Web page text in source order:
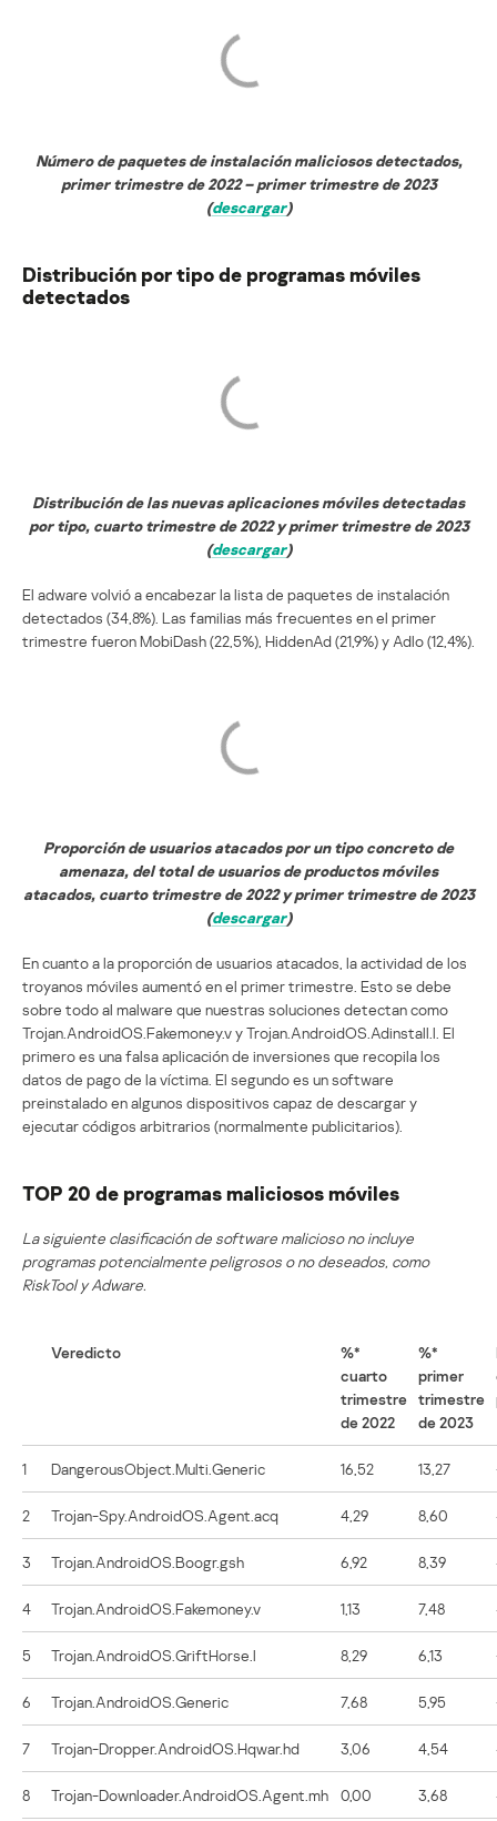
Número de paquetes de instalación maliciosos detectados,
primer trimestre de 2022 – primer trimestre de 2023
(descargar)
Distribución por tipo de programas móviles
detectados
Distribución de las nuevas aplicaciones móviles detectadas
por tipo, cuarto trimestre de 2022 y primer trimestre de 2023
(descargar)
El adware volvió a encabezar la lista de paquetes de instalación
detectados (34,8%). Las familias más frecuentes en el primer
trimestre fueron MobiDash (22,5%), HiddenAd (21,9%) y Adlo (12,4%).
Proporción de usuarios atacados por un tipo concreto de
amenaza, del total de usuarios de productos móviles
atacados, cuarto trimestre de 2022 y primer trimestre de 2023
(descargar)
En cuanto a la proporción de usuarios atacados, la actividad de los
troyanos móviles aumentó en el primer trimestre. Esto se debe
sobre todo al malware que nuestras soluciones detectan como
Trojan.AndroidOS.Fakemoney.v y Trojan.AndroidOS.Adinstall.l. El
primero es una falsa aplicación de inversiones que recopila los
datos de pago de la víctima. El segundo es un software
preinstalado en algunos dispositivos capaz de descargar y
ejecutar códigos arbitrarios (normalmente publicitarios).
TOP 20 de programas maliciosos móviles
La siguiente clasificación de software malicioso no incluye
programas potencialmente peligrosos o no deseados, como
RiskTool y Adware.
Veredicto
%*
cuarto
trimestre
de 2022
%*
primer
trimestre
de 2023
1 DangerousObject.Multi.Generic 16,52 13,27
2 Trojan-Spy.AndroidOS.Agent.acq 4,29 8,60
3 Trojan.AndroidOS.Boogr.gsh 6,92 8,39
4 Trojan.AndroidOS.Fakemoney.v 1,13 7,48
5 Trojan.AndroidOS.GriftHorse.l 8,29 6,13
6 Trojan.AndroidOS.Generic 7,68 5,95
7 Trojan-Dropper.AndroidOS.Hqwar.hd 3,06 4,54
8 Trojan-Downloader.AndroidOS.Agent.mh 0,00 3,68